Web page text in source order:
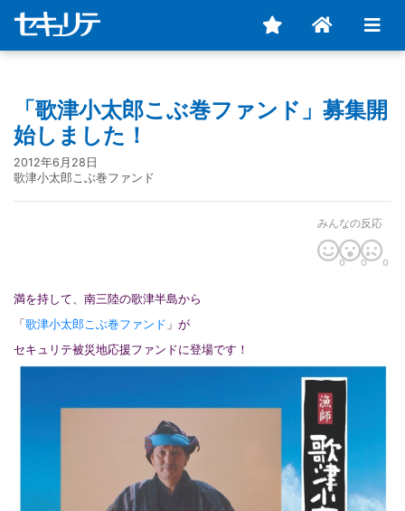
「歌津小太郎こぶ巻ファンド」募集開
始しました！
2012年6月28日
歌津小太郎こぶ巻ファンド
みんなの反応
0 0 0
満を持して、南三陸の歌津半島から
「 歌津小太郎こぶ巻ファンド 」が
セキュリテ被災地応援ファンドに登場です！